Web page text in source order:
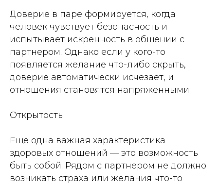
Доверие в паре формируется, когда
человек чувствует безопасность и
испытывает искренность в общении с
партнером. Однако если у кого-то
появляется желание что-либо скрыть,
доверие автоматически исчезает, и
отношения становятся напряженными.
Открытость
Еще одна важная характеристика
здоровых отношений — это возможность
быть собой. Рядом с партнером не должно
возникать страха или желания что-то